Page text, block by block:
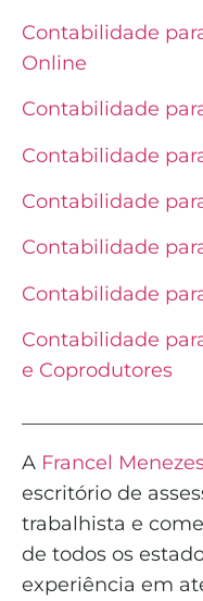
Contabilidade
Online
Contabilidade
Contabilidade
Contabilidade
Contabilidade
Contabilidade
Contabilidade
e Coprodutores
A Francel
escritório de
trabalhista e
de todos os
experiência em